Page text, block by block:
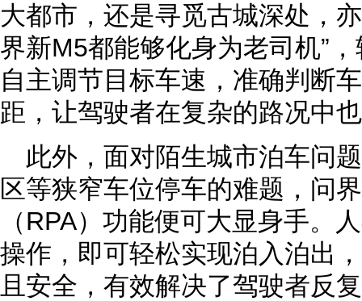
大都市，还是寻觅古城深处，
界新M5都能够化身为老司机”
自主调节目标车速，准确判断
距，让驾驶者在复杂的路况中
此外，面对陌生城市泊车问
区等狭窄车位停车的难题，问
（RPA）功能便可大显身手。
操作，即可轻松实现泊入泊出
且安全，有效解决了驾驶者反